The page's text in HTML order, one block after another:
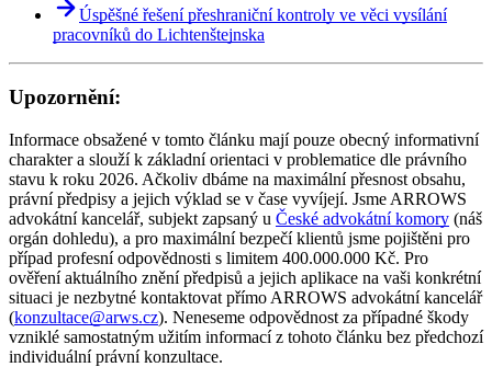
Úspěšné řešení přeshraniční kontroly ve věci vysílání
pracovníků do Lichtenštejnska
Upozornění:
Informace obsažené v tomto článku mají pouze obecný informativní
charakter a slouží k základní orientaci v problematice dle právního
stavu k roku 2026. Ačkoliv dbáme na maximální přesnost obsahu,
právní předpisy a jejich výklad se v čase vyvíjejí. Jsme ARROWS
advokátní kancelář, subjekt zapsaný u České advokátní komory (náš
orgán dohledu), a pro maximální bezpečí klientů jsme pojištěni pro
případ profesní odpovědnosti s limitem 400.000.000 Kč. Pro
ověření aktuálního znění předpisů a jejich aplikace na vaši konkrétní
situaci je nezbytné kontaktovat přímo ARROWS advokátní kancelář
(konzultace@arws.cz). Neneseme odpovědnost za případné škody
vzniklé samostatným užitím informací z tohoto článku bez předchozí
individuální právní konzultace.